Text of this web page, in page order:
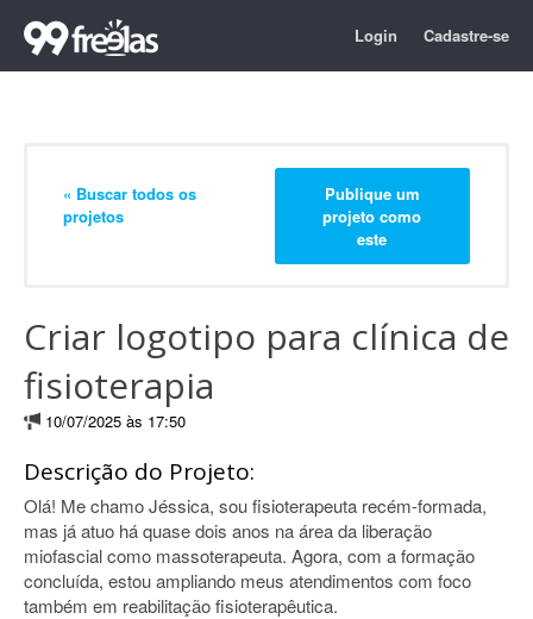
Login Cadastre-se
« Buscar todos os
projetos
Publique um
projeto como
este
Criar logotipo para clínica de
fisioterapia
10/07/2025 às 17:50
Descrição do Projeto:
Olá! Me chamo Jéssica, sou fisioterapeuta recém-formada,
mas já atuo há quase dois anos na área da liberação
miofascial como massoterapeuta. Agora, com a formação
concluída, estou ampliando meus atendimentos com foco
também em reabilitação fisioterapêutica.